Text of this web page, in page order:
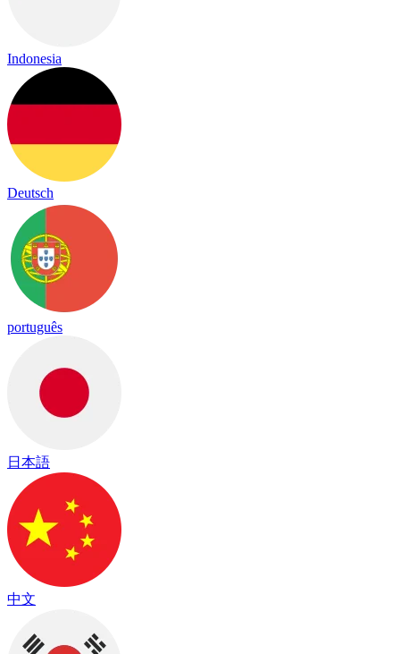
Indonesia
Deutsch
português
日本語
中文